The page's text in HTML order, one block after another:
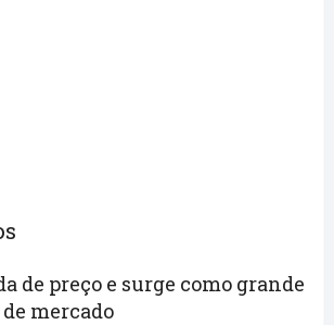
de preço e surge como grande
mercado